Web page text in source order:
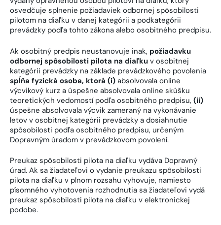
osvedčuje splnenie požiadaviek odbornej spôsobilosti
pilotom na diaľku v danej kategórii a podkategórii
prevádzky podľa tohto zákona alebo osobitného predpisu.
Ak osobitný predpis neustanovuje inak, požiadavku
odbornej spôsobilosti pilota na diaľku v osobitnej
kategórii prevádzky na základe prevádzkového povolenia
spĺňa fyzická osoba, ktorá (i) absolvovala online
výcvikový kurz a úspešne absolvovala online skúšku
teoretických vedomostí podľa osobitného predpisu, (ii)
úspešne absolvovala výcvik zameraný na vykonávanie
letov v osobitnej kategórii prevádzky a dosiahnutie
spôsobilosti podľa osobitného predpisu, určeným
Dopravným úradom v prevádzkovom povolení.
Preukaz spôsobilosti pilota na diaľku vydáva Dopravný
úrad. Ak sa žiadateľovi o vydanie preukazu spôsobilosti
pilota na diaľku v plnom rozsahu vyhovuje, namiesto
písomného vyhotovenia rozhodnutia sa žiadateľovi vydá
preukaz spôsobilosti pilota na diaľku v elektronickej
podobe.